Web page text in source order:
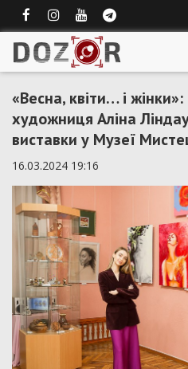
«Весна, квіти… і
художниця Аліна
виставки у Музеї
16.03.2024 19:16